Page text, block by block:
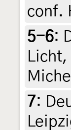
conf.
5-6:
7: